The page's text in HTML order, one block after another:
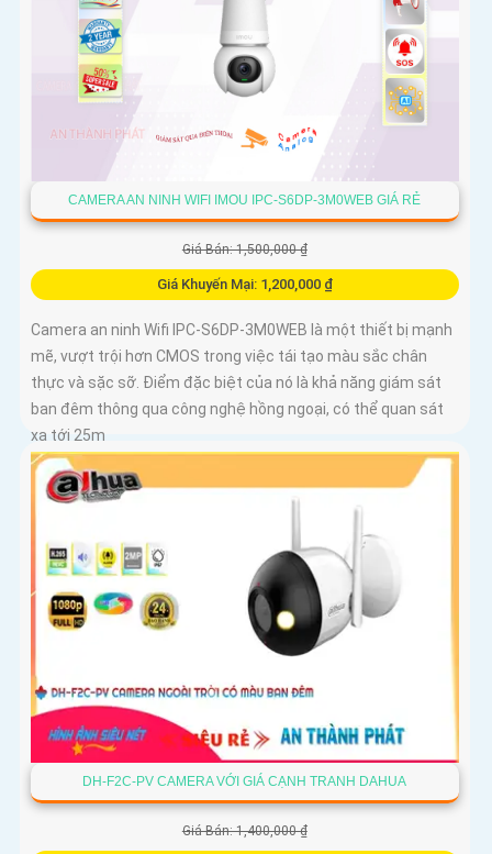
CAMERA AN NINH WIFI IMOU IPC-S6DP-3M0WEB GIÁ RẺ
Giá Bán: 1,500,000 ₫
Giá Khuyến Mại: 1,200,000 ₫
Camera an ninh Wifi IPC-S6DP-3M0WEB là một thiết bị mạnh
mẽ, vượt trội hơn CMOS trong việc tái tạo màu sắc chân
thực và sặc sỡ. Điểm đặc biệt của nó là khả năng giám sát
ban đêm thông qua công nghệ hồng ngoại, có thể quan sát
xa tới 25m
DH-F2C-PV CAMERA VỚI GIÁ CẠNH TRANH DAHUA
Giá Bán: 1,400,000 ₫